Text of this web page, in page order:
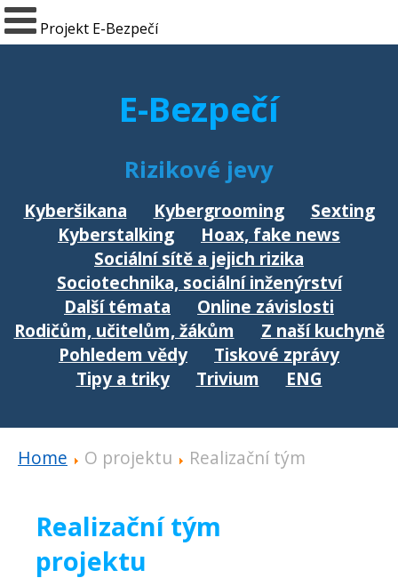
Projekt E-Bezpečí
E-Bezpečí
Rizikové jevy
Kyberšikana Kybergrooming
Sexting
Kyberstalking
Hoax, fake news
Sociální sítě a jejich rizika
Sociotechnika, sociální inženýrství
Další témata
Online závislosti
Rodičům, učitelům, žákům
Z naší kuchyně
Pohledem vědy
Tiskové zprávy
Tipy a triky
Trivium ENG
Home O projektu Realizační tým
Realizační tým
projektu